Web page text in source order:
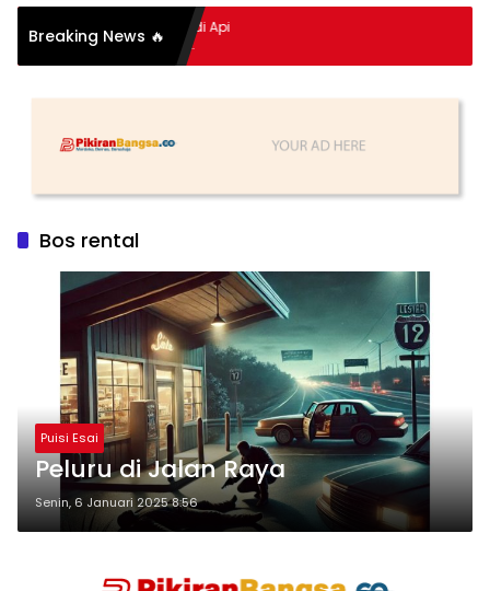
Breaking News 🔥
Hidup Meledak Jadi Api
Tragedi Menteng-
Maling Ayam di Bali
Bos rental
Puisi Esai
Peluru di Jalan Raya
Senin, 6 Januari 2025 8:56